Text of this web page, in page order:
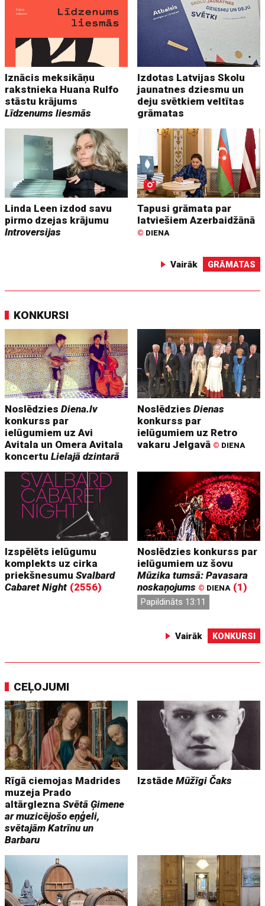
Iznācis meksikāņu
rakstnieka Huana Rulfo
stāstu krājums
Līdzenums liesmās
Izdotas Latvijas Skolu
jaunatnes dziesmu un
deju svētkiem veltītas
grāmatas
Linda Leen izdod savu
pirmo dzejas krājumu
Introversijas
Tapusi grāmata par
latviešiem Azerbaidžānā
© DIENA
Vairāk GRĀMATAS
KONKURSI
NoslēdziesDiena.lv
konkurss par
ielūgumiem uz Avi
Avitala un Omera Avitala
koncertuLielajā dzintarā
NoslēdziesDienas
konkurss par
ielūgumiem uz Retro
vakaru Jelgavā © DIENA
Izspēlēts ielūgumu
komplekts uz cirka
priekšnesumuSvalbard
Cabaret Night (2556)
Noslēdzies konkurss par
ielūgumiem uz šovu
Mūzika tumsā: Pavasara
noskaņojums © DIENA (1)
Papildināts 13:11
Vairāk KONKURSI
CEĻOJUMI
Rīgā ciemojas Madrides
muzeja Prado
altārgleznaSvētā Ģimene
ar muzicējošo eņģeli,
svētajām Katrīnu un
Barbaru
IzstādeMūžīgi Čaks